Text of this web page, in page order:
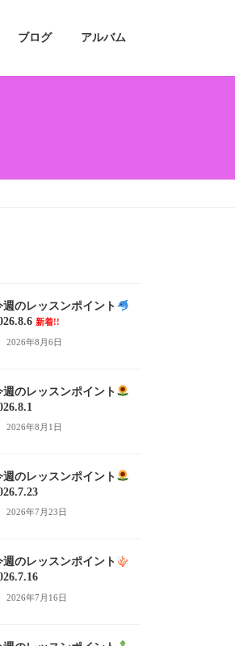
ブログ アルバム
週のレッスンポイント
新着!!
2026年8月6日
週のレッスンポイント
2026年8月1日
週のレッスンポイント
2026年7月23日
週のレッスンポイント
2026年7月16日